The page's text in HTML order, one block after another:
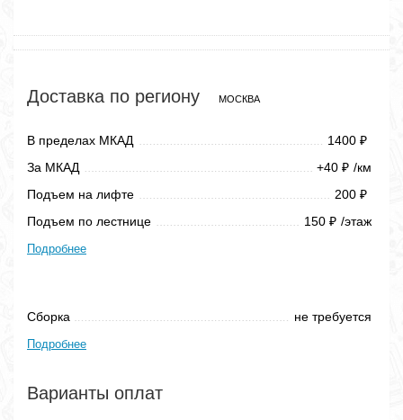
Доставка по региону МОСКВА
В пределах МКАД 1400 ₽
За МКАД +40 ₽ /км
Подъем на лифте
200 ₽
Подъем по лестнице 150 ₽ /этаж
Подробнее
Сборка не требуется
Подробнее
Варианты оплат